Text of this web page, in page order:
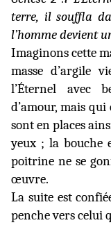
terre, il souffla
l’homme devient
Imaginons cette
masse d’argile
l’Éternel avec
d’amour, mais
sont en places
yeux ; la bouche
poitrine ne se
œuvre.
La suite est
penche vers celui